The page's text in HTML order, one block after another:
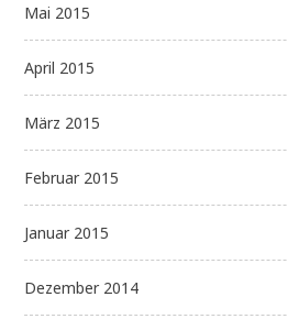
Mai 2015
April 2015
März 2015
Februar 2015
Januar 2015
Dezember 2014